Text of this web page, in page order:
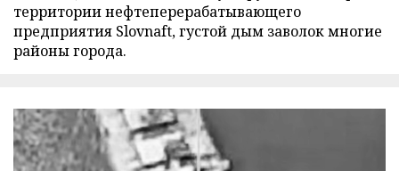
территории нефтеперерабатывающего
предприятия Slovnaft, густой дым заволок многие
районы города.